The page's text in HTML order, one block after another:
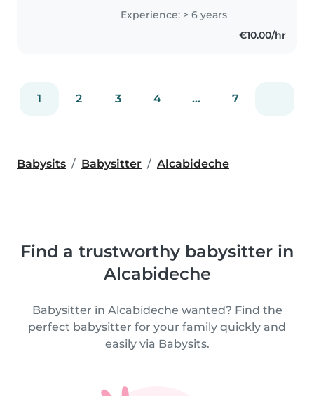
Fernanda, and I am a certified
Early Childhood Education
teacher. I am currently looking..
Experience: > 6 years
€10.00/hr
1 2 3 4 ... 7
Babysits Babysitter Alcabideche
Find a trustworthy babysitter in
Alcabideche
Babysitter in Alcabideche wanted? Find the
perfect babysitter for your family quickly and
easily via Babysits.